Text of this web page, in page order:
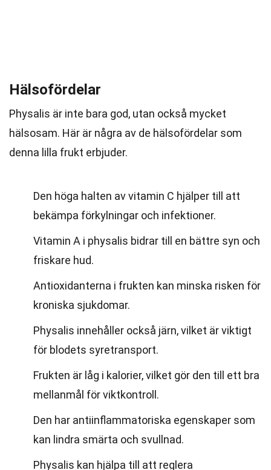
Hälsofördelar
Physalis är inte bara god, utan också mycket
hälsosam. Här är några av de hälsofördelar som
denna lilla frukt erbjuder.
Den höga halten av vitamin C hjälper till att
bekämpa förkylningar och infektioner.
Vitamin A i physalis bidrar till en bättre syn och
friskare hud.
Antioxidanterna i frukten kan minska risken för
kroniska sjukdomar.
Physalis innehåller också järn, vilket är viktigt
för blodets syretransport.
Frukten är låg i kalorier, vilket gör den till ett bra
mellanmål för viktkontroll.
Den har antiinflammatoriska egenskaper som
kan lindra smärta och svullnad.
Physalis kan hjälpa till att reglera